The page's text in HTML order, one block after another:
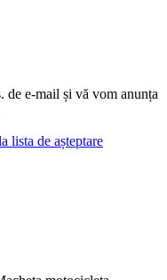
de e-mail și vă vom anunța
lista de așteptare